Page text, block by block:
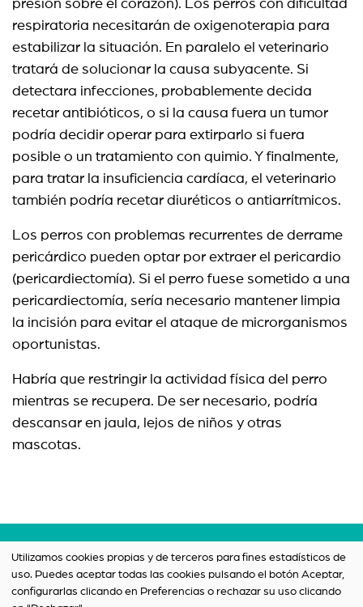
presión sobre el corazón). Los perros con dificultad
respiratoria necesitarán de oxigenoterapia para
estabilizar la situación. En paralelo el veterinario
tratará de solucionar la causa subyacente. Si
detectara infecciones, probablemente decida
recetar antibióticos, o si la causa fuera un tumor
podría decidir operar para extirparlo si fuera
posible o un tratamiento con quimio. Y finalmente,
para tratar la insuficiencia cardíaca, el veterinario
también podría recetar diuréticos o antiarrítmicos.
Los perros con problemas recurrentes de derrame
pericárdico pueden optar por extraer el pericardio
(pericardiectomía). Si el perro fuese sometido a una
pericardiectomía, sería necesario mantener limpia
la incisión para evitar el ataque de microrganismos
oportunistas.
Habría que restringir la actividad física del perro
mientras se recupera. De ser necesario, podría
descansar en jaula, lejos de niños y otras
mascotas.
Términos y condiciones
Política de privacidad
Utilizamos cookies propias y de terceros para fines estadísticos de
uso. Puedes aceptar todas las cookies pulsando el botón Aceptar,
configurarlas clicando en Preferencias o rechazar su uso clicando